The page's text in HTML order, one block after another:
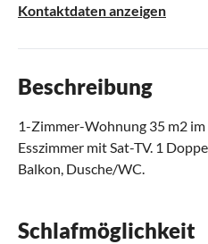
Kontaktdaten anzeigen
Beschreibung
1-Zimmer-Wohnung 35 m2
Esszimmer mit Sat-TV. 1
Balkon, Dusche/WC.
Schlafmöglichkeit